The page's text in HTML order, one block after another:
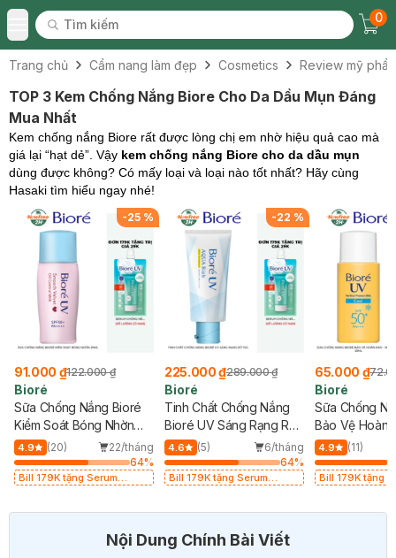
Toggle Menu
Tìm kiếm
Tìm kiếm
0
Trang chủ Cẩm nang làm đẹp Cosmetics Review mỹ
TOP 3 Kem Chống Nắng Biore Cho Da Dầu Mụn Đáng
Mua Nhất
Kem chống nắng Biore rất được lòng chị em nhờ hiệu quả cao mà
giá lại “hạt dẻ”. Vậy kem chống nắng Biore cho da dầu mụn
dùng được không? Có mấy loại và loại nào tốt nhất? Hãy cùng
Hasaki tìm hiểu ngay nhé!
-25%
91.000 ₫122.000 ₫
Bioré
Sữa Chống Nắng Bioré
Kiểm Soát Bóng Nhờn
30ml
4.9 (20)
22/tháng
64%
Bill 179K tặng Serum
-22 %
225.000 ₫289.000 ₫
Bioré
Tinh Chất Chống Nắng
Bioré UV Sáng Rạng Rỡ
70g
4.6 (5)
6/tháng
64%
Bill 179K tặng Serum
65.000 ₫
Bioré
Sữa Chống
Bảo Vệ Hoàn
Lạnh 25ml
4.9 (11)
Bill 179K tặng
Nội Dung Chính Bài Viết